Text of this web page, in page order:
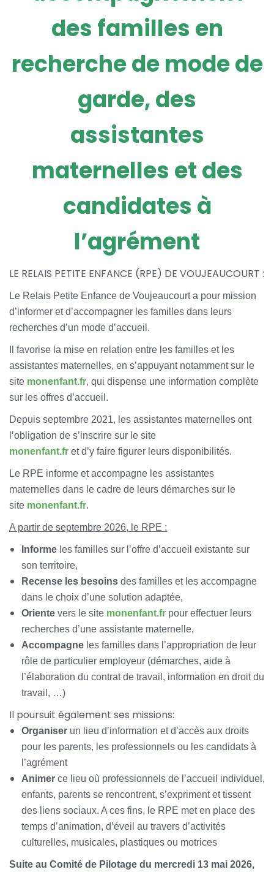
des familles en
recherche de mode de
garde, des
assistantes
maternelles et des
candidates à
l’agrément
LE RELAIS PETITE ENFANCE (RPE) DE VOUJEAUCOURT :
Le Relais Petite Enfance de Voujeaucourt a pour mission
d’informer et d’accompagner les familles dans leurs
recherches d’un mode d’accueil.
Il favorise la mise en relation entre les familles et les
assistantes maternelles, en s’appuyant notamment sur le
site monenfant.fr, qui dispense une information complète
sur les offres d’accueil.
Depuis septembre 2021, les assistantes maternelles ont
l’obligation de s’inscrire sur le site
monenfant.fr et d’y faire figurer leurs disponibilités.
Le RPE informe et accompagne les assistantes
maternelles dans le cadre de leurs démarches sur le
site monenfant.fr.
A partir de septembre 2026, le RPE :
Informe les familles sur l’offre d’accueil existante sur
son territoire,
Recense les besoins des familles et les accompagne
dans le choix d’une solution adaptée,
Oriente vers le site monenfant.fr pour effectuer leurs
recherches d’une assistante maternelle,
Accompagne les familles dans l’appropriation de leur
rôle de particulier employeur (démarches, aide à
l’élaboration du contrat de travail, information en droit du
travail, …)
Il poursuit également ses missions:
Organiser un lieu d’information et d’accès aux droits
pour les parents, les professionnels ou les candidats à
l’agrément
Animer ce lieu où professionnels de l’accueil individuel,
enfants, parents se rencontrent, s’expriment et tissent
des liens sociaux. A ces fins, le RPE met en place des
temps d’animation, d’éveil au travers d’activités
culturelles, musicales, plastiques ou motrices
Suite au Comité de Pilotage du mercredi 13 mai 2026,